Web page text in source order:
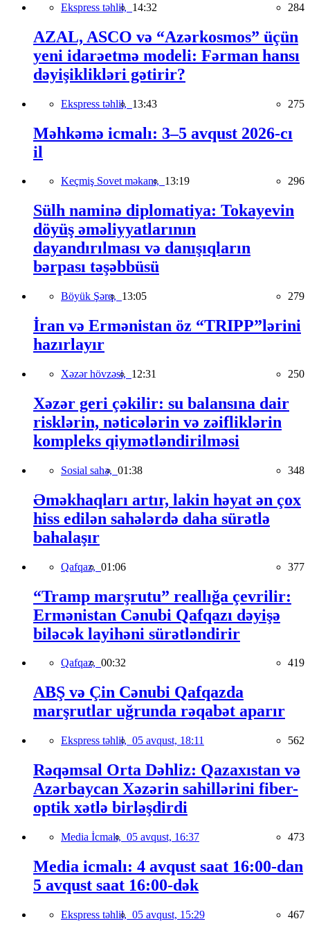
Ekspress təhlil, 14:32 284
AZAL, ASCO və “Azərkosmos” üçün
yeni idarəetmə modeli: Fərman hansı
dəyişiklikləri gətirir?
Ekspress təhlil, 13:43 275
Məhkəmə icmalı: 3–5 avqust 2026-cı
il
Keçmiş Sovet məkanı, 13:19 296
Sülh naminə diplomatiya: Tokayevin
döyüş əməliyyatlarının
dayandırılması və danışıqların
bərpası təşəbbüsü
Böyük Şərq, 13:05 279
İran və Ermənistan öz “TRIPP”lərini
hazırlayır
Xəzər hövzəsi, 12:31 250
Xəzər geri çəkilir: su balansına dair
risklərin, nəticələrin və zəifliklərin
kompleks qiymətləndirilməsi
Sosial sahə, 01:38 348
Əməkhaqları artır, lakin həyat ən çox
hiss edilən sahələrdə daha sürətlə
bahalaşır
Qafqaz, 01:06 377
“Tramp marşrutu” reallığa çevrilir:
Ermənistan Cənubi Qafqazı dəyişə
biləcək layihəni sürətləndirir
Qafqaz, 00:32 419
ABŞ və Çin Cənubi Qafqazda
marşrutlar uğrunda rəqabət aparır
Ekspress təhlil, 05 avqust, 18:11 562
Rəqəmsal Orta Dəhliz: Qazaxıstan və
Azərbaycan Xəzərin sahillərini fiber-
optik xətlə birləşdirdi
Media İcmalı, 05 avqust, 16:37 473
Media icmalı: 4 avqust saat 16:00-dan
5 avqust saat 16:00-dək
Ekspress təhlil, 05 avqust, 15:29 467